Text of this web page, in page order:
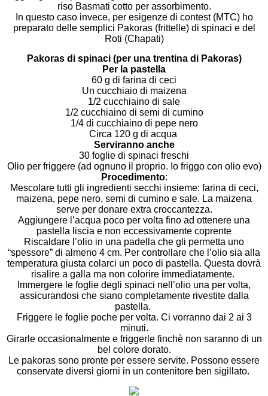
riso Basmati cotto per assorbimento.
In questo caso invece, per esigenze di contest (MTC) ho
preparato delle semplici Pakoras (frittelle) di spinaci e del
Roti (Chapati)
Pakoras di spinaci (per una trentina di Pakoras)
Per la pastella
60 g di farina di ceci
Un cucchiaio di maizena
1/2 cucchiaino di sale
1/2 cucchiaino di semi di cumino
1/4 di cucchiaino di pepe nero
Circa 120 g di acqua
Serviranno anche
30 foglie di spinaci freschi
Olio per friggere (ad ognuno il proprio. Io friggo con olio evo)
Procedimento:
Mescolare tutti gli ingredienti secchi insieme: farina di ceci,
maizena, pepe nero, semi di cumino e sale. La maizena
serve per donare extra croccantezza.
Aggiungere l’acqua poco per volta fino ad ottenere una
pastella liscia e non eccessivamente coprente
Riscaldare l’olio in una padella che gli permetta uno
“spessore” di almeno 4 cm. Per controllare che l’olio sia alla
temperatura giusta colarci un poco di pastella. Questa dovrà
risalire a galla ma non colorire immediatamente.
Immergere le foglie degli spinaci nell’olio una per volta,
assicurandosi che siano completamente rivestite dalla
pastella.
Friggere le foglie poche per volta. Ci vorranno dai 2 ai 3
minuti.
Girarle occasionalmente e friggerle finchè non saranno di un
bel colore dorato.
Le pakoras sono pronte per essere servite. Possono essere
conservate diversi giorni in un contenitore ben sigillato.